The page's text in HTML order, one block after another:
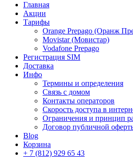
Главная
Акции
Тарифы
Orange Prepago (Оранж
Movistar (Мовистар)
Vodafone Prepago
Регистрация SIM
Доставка
Инфо
Термины и определения
Связь с домом
Контакты операторов
Скорость доступа в
Ограничения и принцип
Договор публичной
Blog
Корзина
+ 7 (812) 929 65 43